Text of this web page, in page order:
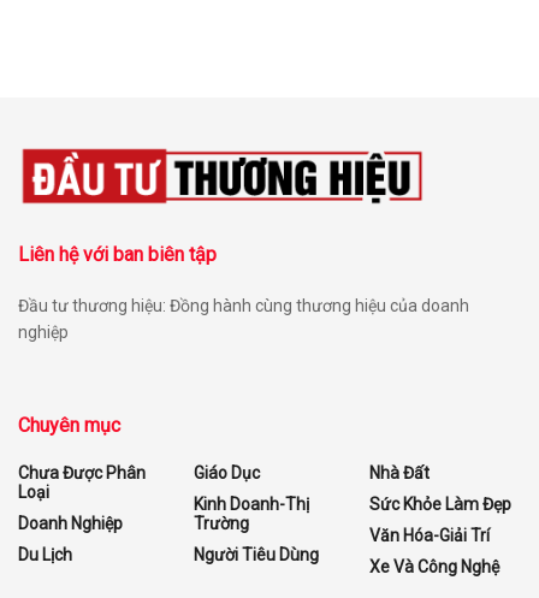
Liên hệ với ban biên tập
Đầu tư thương hiệu: Đồng hành cùng thương hiệu của doanh
nghiệp
Chuyên mục
Chưa Được Phân
Loại
Doanh Nghiệp
Du Lịch
Giáo Dục
Kinh Doanh-Thị
Trường
Người Tiêu Dùng
Nhà Đất
Sức Khỏe Làm Đẹp
Văn Hóa-Giải Trí
Xe Và Công Nghệ